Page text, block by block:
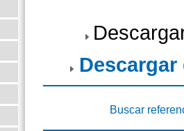
Descargar
Buscar